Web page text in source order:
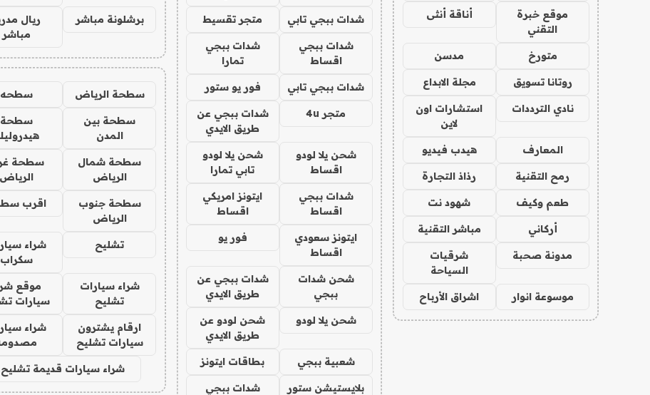
موقع خبرة
التقني
أناقة أنثى
متورخ مدسن
روتانا تسويق مجلة الابداع
نادي الترددات
استشارات اون
لاين
المعارف هيدب فيديو
رمح التقنية رذاذ التجارة
طعم وكيف شهود نت
أركاني مباشر التقنية
مدونة صحبة
شرقيات
السياحة
موسوعة انوار اشراق الأرباح
شدات ببجي تابي متجر تقسيط
شدات ببجي
اقساط
شدات ببجي
تمارا
شدات ببجي تابي فور يو ستور
متجر 4u
شدات ببجي عن
طريق الايدي
شحن يلا لودو
اقساط
شحن يلا لودو
تابي تمارا
شدات ببجي
اقساط
ايتونز امريكي
اقساط
ايتونز سعودي
اقساط
فور يو
شحن شدات
ببجي
شدات ببجي عن
طريق الايدي
شحن يلا لودو
شحن لودو عن
طريق الايدي
شعبية ببجي بطاقات ايتونز
بلايستيشن ستور
شدات ببجي
برشلونة مباشر
ريال
مباشر
سطحة الرياض سطحه
سطحة بين
المدن
سطحة
سطحة شمال
الرياض
سطحة
الرياض
سطحة جنوب
الرياض
اقرب
تشليح
شراء
سكراب
شراء سيارات
تشليح
موقع
سيارات
ارقام يشترون
سيارات تشليح
شراء
شراء سيارات قديمة تشليح